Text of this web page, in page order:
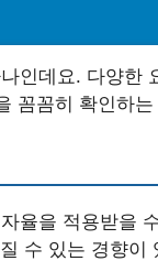
인데요. 다양한
꼼꼼히 확인하
율을 적용받을
수 있는 경향이